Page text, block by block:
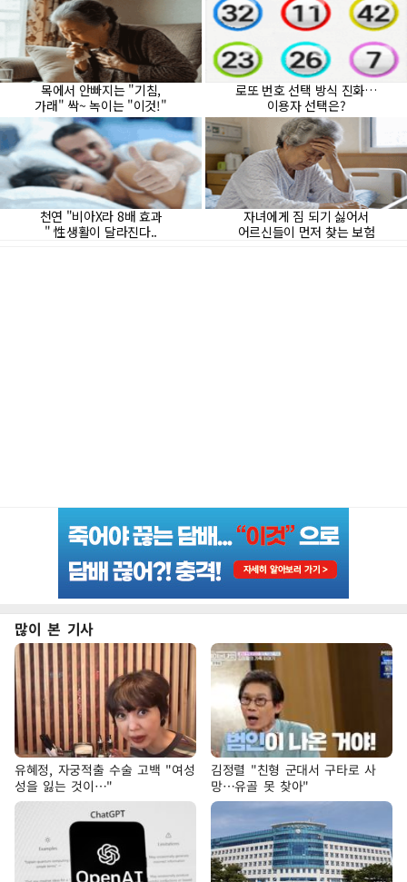
많이 본 기사
유혜정, 자궁적출 수술 고백 "여성
성을 잃는 것이…"
김정렬 "친형 군대서 구타로 사
망…유골 못 찾아"